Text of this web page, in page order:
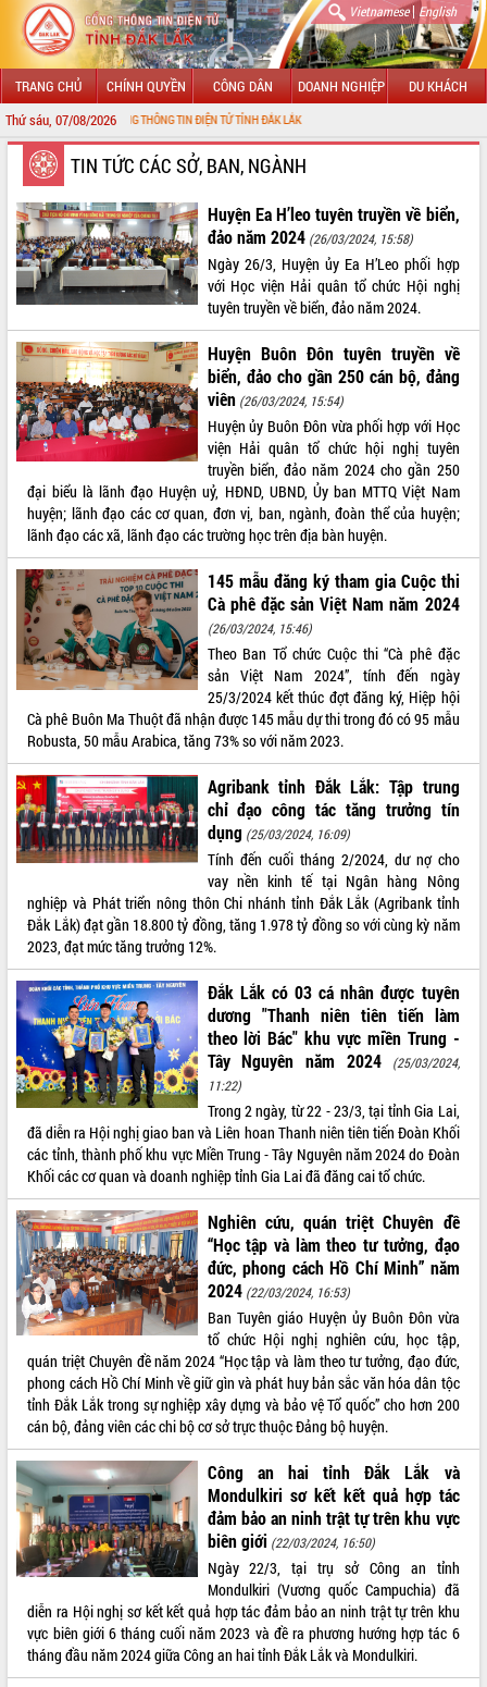
Vietnamese| English
TRANG CHỦ CHÍNH QUYỀN CÔNG DÂN DOANH NGHIỆP DU KHÁCH
Thứ sáu, 07/08/2026
ĐẾN VỚI CỔNG THÔNG TIN ĐIỆN TỬ TỈNH ĐẮK LẮK
GIỚI THIỆU
LÃNH ĐẠO UBND TỈNH
TIN TỨC SỰ KIỆN
SỞ, BAN, NGÀNH
UBND CÁC XÃ, PHƯỜNG
THÔNG TIN CHỈ ĐẠO ĐIỀU HÀNH
HỆ THỐNG VĂN BẢN
ĐIỂM TIN VĂN BẢN
QUY HOẠCH - KẾ HOẠCH
VIDEO
Không có file video nào để phát.
ALBUM ẢNH
LIÊN KẾT WEB
THỐNG KÊ TRUY CẬP
Hôm nay: 4363
Tất cả: 66049686
TIN TỨC CÁC SỞ, BAN, NGÀNH
Huyện Ea H’leo tuyên truyền về biển,
đảo năm 2024 (26/03/2024, 15:58)
Ngày 26/3, Huyện ủy Ea H’Leo phối hợp
với Học viện Hải quân tổ chức Hội nghị
tuyên truyền về biển, đảo năm 2024.
Huyện Buôn Đôn tuyên truyền về
biển, đảo cho gần 250 cán bộ, đảng
viên (26/03/2024, 15:54)
Huyện ủy Buôn Đôn vừa phối hợp với Học
viện Hải quân tổ chức hội nghị tuyên
truyền biển, đảo năm 2024 cho gần 250
đại biểu là lãnh đạo Huyện uỷ, HĐND, UBND, Ủy ban MTTQ Việt Nam
huyện; lãnh đạo các cơ quan, đơn vị, ban, ngành, đoàn thể của huyện;
lãnh đạo các xã, lãnh đạo các trường học trên địa bàn huyện.
145 mẫu đăng ký tham gia Cuộc thi
Cà phê đặc sản Việt Nam năm 2024
(26/03/2024, 15:46)
Theo Ban Tổ chức Cuộc thi “Cà phê đặc
sản Việt Nam 2024”, tính đến ngày
25/3/2024 kết thúc đợt đăng ký, Hiệp hội
Cà phê Buôn Ma Thuột đã nhận được 145 mẫu dự thi trong đó có 95 mẫu
Robusta, 50 mẫu Arabica, tăng 73% so với năm 2023.
Agribank tỉnh Đắk Lắk: Tập trung
chỉ đạo công tác tăng trưởng tín
dụng (25/03/2024, 16:09)
Tính đến cuối tháng 2/2024, dư nợ cho
vay nền kinh tế tại Ngân hàng Nông
nghiệp và Phát triển nông thôn Chi nhánh tỉnh Đắk Lắk (Agribank tỉnh
Đắk Lắk) đạt gần 18.800 tỷ đồng, tăng 1.978 tỷ đồng so với cùng kỳ năm
2023, đạt mức tăng trưởng 12%.
Đắk Lắk có 03 cá nhân được tuyên
dương "Thanh niên tiên tiến làm
theo lời Bác" khu vực miền Trung -
Tây Nguyên năm 2024
(25/03/2024,
11:22)
Trong 2 ngày, từ 22 - 23/3, tại tỉnh Gia Lai,
đã diễn ra Hội nghị giao ban và Liên hoan Thanh niên tiên tiến Đoàn Khối
các tỉnh, thành phố khu vực Miền Trung - Tây Nguyên năm 2024 do Đoàn
Khối các cơ quan và doanh nghiệp tỉnh Gia Lai đã đăng cai tổ chức.
Nghiên cứu, quán triệt Chuyên đề
“Học tập và làm theo tư tưởng, đạo
đức, phong cách Hồ Chí Minh” năm
2024 (22/03/2024, 16:53)
Ban Tuyên giáo Huyện ủy Buôn Đôn vừa
tổ chức Hội nghị nghiên cứu, học tập,
quán triệt Chuyên đề năm 2024 “Học tập và làm theo tư tưởng, đạo đức,
phong cách Hồ Chí Minh về giữ gìn và phát huy bản sắc văn hóa dân tộc
tỉnh Đắk Lắk trong sự nghiệp xây dựng và bảo vệ Tổ quốc” cho hơn 200
cán bộ, đảng viên các chi bộ cơ sở trực thuộc Đảng bộ huyện.
Công an hai tỉnh Đắk Lắk và
Mondulkiri sơ kết kết quả hợp tác
đảm bảo an ninh trật tự trên khu vực
biên giới (22/03/2024, 16:50)
Ngày 22/3, tại trụ sở Công an tỉnh
Mondulkiri (Vương quốc Campuchia) đã
diễn ra Hội nghị sơ kết kết quả hợp tác đảm bảo an ninh trật tự trên khu
vực biên giới 6 tháng cuối năm 2023 và đề ra phương hướng hợp tác 6
tháng đầu năm 2024 giữa Công an hai tỉnh Đắk Lắk và Mondulkiri.